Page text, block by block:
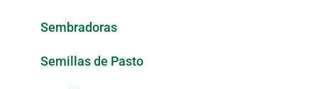
Sembradoras
Semillas de Pasto